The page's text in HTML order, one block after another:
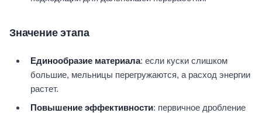
Значение этапа
Единообразие материала: если куски слишком
большие, мельницы перегружаются, а расход энергии
растет.
Повышение эффективности: первичное дробление